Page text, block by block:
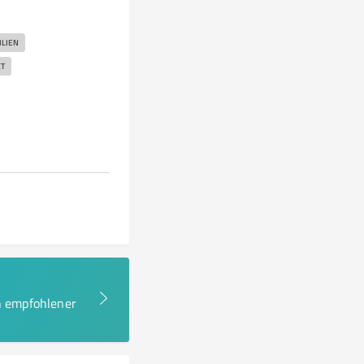
empfohlener